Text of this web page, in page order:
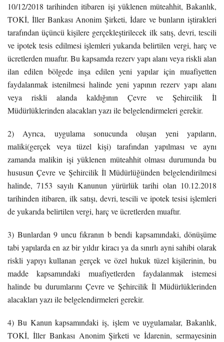
10/12/2018 tarihinden itibaren işi yüklenen müteahhit, Bakanlık,
TOKİ, İller Bankası Anonim Şirketi, İdare ve bunların iştirakleri
tarafından üçüncü kişilere gerçekleştirilecek ilk satış, devri, tescili
ve ipotek tesis edilmesi işlemleri yukarıda belirtilen vergi, harç ve
ücretlerden muaftır. Bu kapsamda rezerv yapı alanı veya riskli alan
ilan edilen bölgede inşa edilen yeni yapılar için muafiyetten
faydalanmak istenilmesi halinde yeni yapının rezerv yapı alanı
veya riskli alanda kaldığının Çevre ve Şehircilik İl
Müdürlüklerinden alacakları yazı ile belgelendirmeleri gerekir.
2) Ayrıca, uygulama sonucunda oluşan yeni yapıların,
maliki(gerçek veya tüzel kişi) tarafından yapılması ve aynı
zamanda malikin işi yüklenen müteahhit olması durumunda bu
hususun Çevre ve Şehircilik İl Müdürlüğünden belgelendirilmesi
halinde, 7153 sayılı Kanunun yürürlük tarihi olan 10.12.2018
tarihinden itibaren, ilk satışı, devri, tescili ve ipotek tesisi işlemleri
de yukarıda belirtilen vergi, harç ve ücretlerden muaftır.
3) Bunlardan 9 uncu fıkranın b bendi kapsamındaki, dönüşüme
tabi yapılarda en az bir yıldır kiracı ya da sınırlı ayni sahibi olarak
riskli yapıyı kullanan gerçek ve özel hukuk tüzel kişilerinin, bu
madde kapsamındaki muafiyetlerden faydalanmak istemesi
halinde bu durumlarını Çevre ve Şehircilik İl Müdürlüklerinden
alacakları yazı ile belgelendirmeleri gerekir.
4) Bu Kanun kapsamındaki iş, işlem ve uygulamalar, Bakanlık,
TOKİ, İller Bankası Anonim Şirketi ve İdarenin, sermayesinin